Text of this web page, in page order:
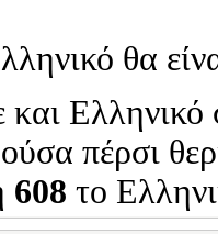
θα
και
πέρσι
608 το